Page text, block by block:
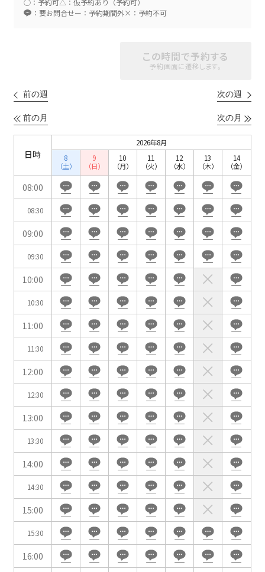
○：予約可△：仮予約あり（予約可）
：要お問合せー：予約期間外×：予約不可
この時間で予約する
予約画面に遷移します。
前の週 次の週
前の月 次の月
日時
2026年8月
8
（土）
9
（日）
10
（月）
11
（火）
12
（水）
13
（木）
14
（金）
08:00
08:30
09:00
09:30
10:00
10:30
11:00
11:30
12:00
12:30
13:00
13:30
14:00
14:30
15:00
15:30
16:00
03-3346-1396
受付時間 9:00～18:00（土日祝日・年末年始を除く）
WEBからのお問合せ
お問合せフォーム
3名掛け
形式
口の字型 島型 T字島型
面積
会場の種類
イベントホール 会議室
こだわり条件※複数選択可能
特長で選ぶ
駅直結
天井高3.5ｍ以上
窓があり開放感のある
会場
喫煙所あり
大型スクリーンあり
控室あり
4t車以上荷捌きあり
裏導線あり
時間貸し駐車場あり
専有回線(NURO)あり
用途で選ぶ
パーティ・懇親会
株主総会・IR